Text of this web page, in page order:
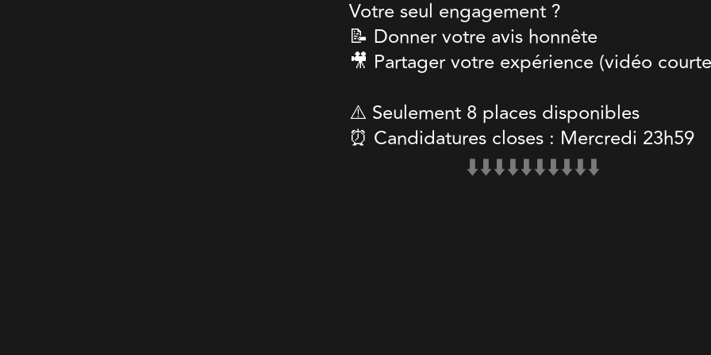
Votre seul engagement ?
📝 Donner votre avis honnête
🎥 Partager votre expérience (vidéo
⚠️ Seulement 8 places disponibles
⏰ Candidatures closes : Mercredi 23h59
⬇️⬇️⬇️⬇️⬇️⬇️⬇️⬇️⬇️⬇️